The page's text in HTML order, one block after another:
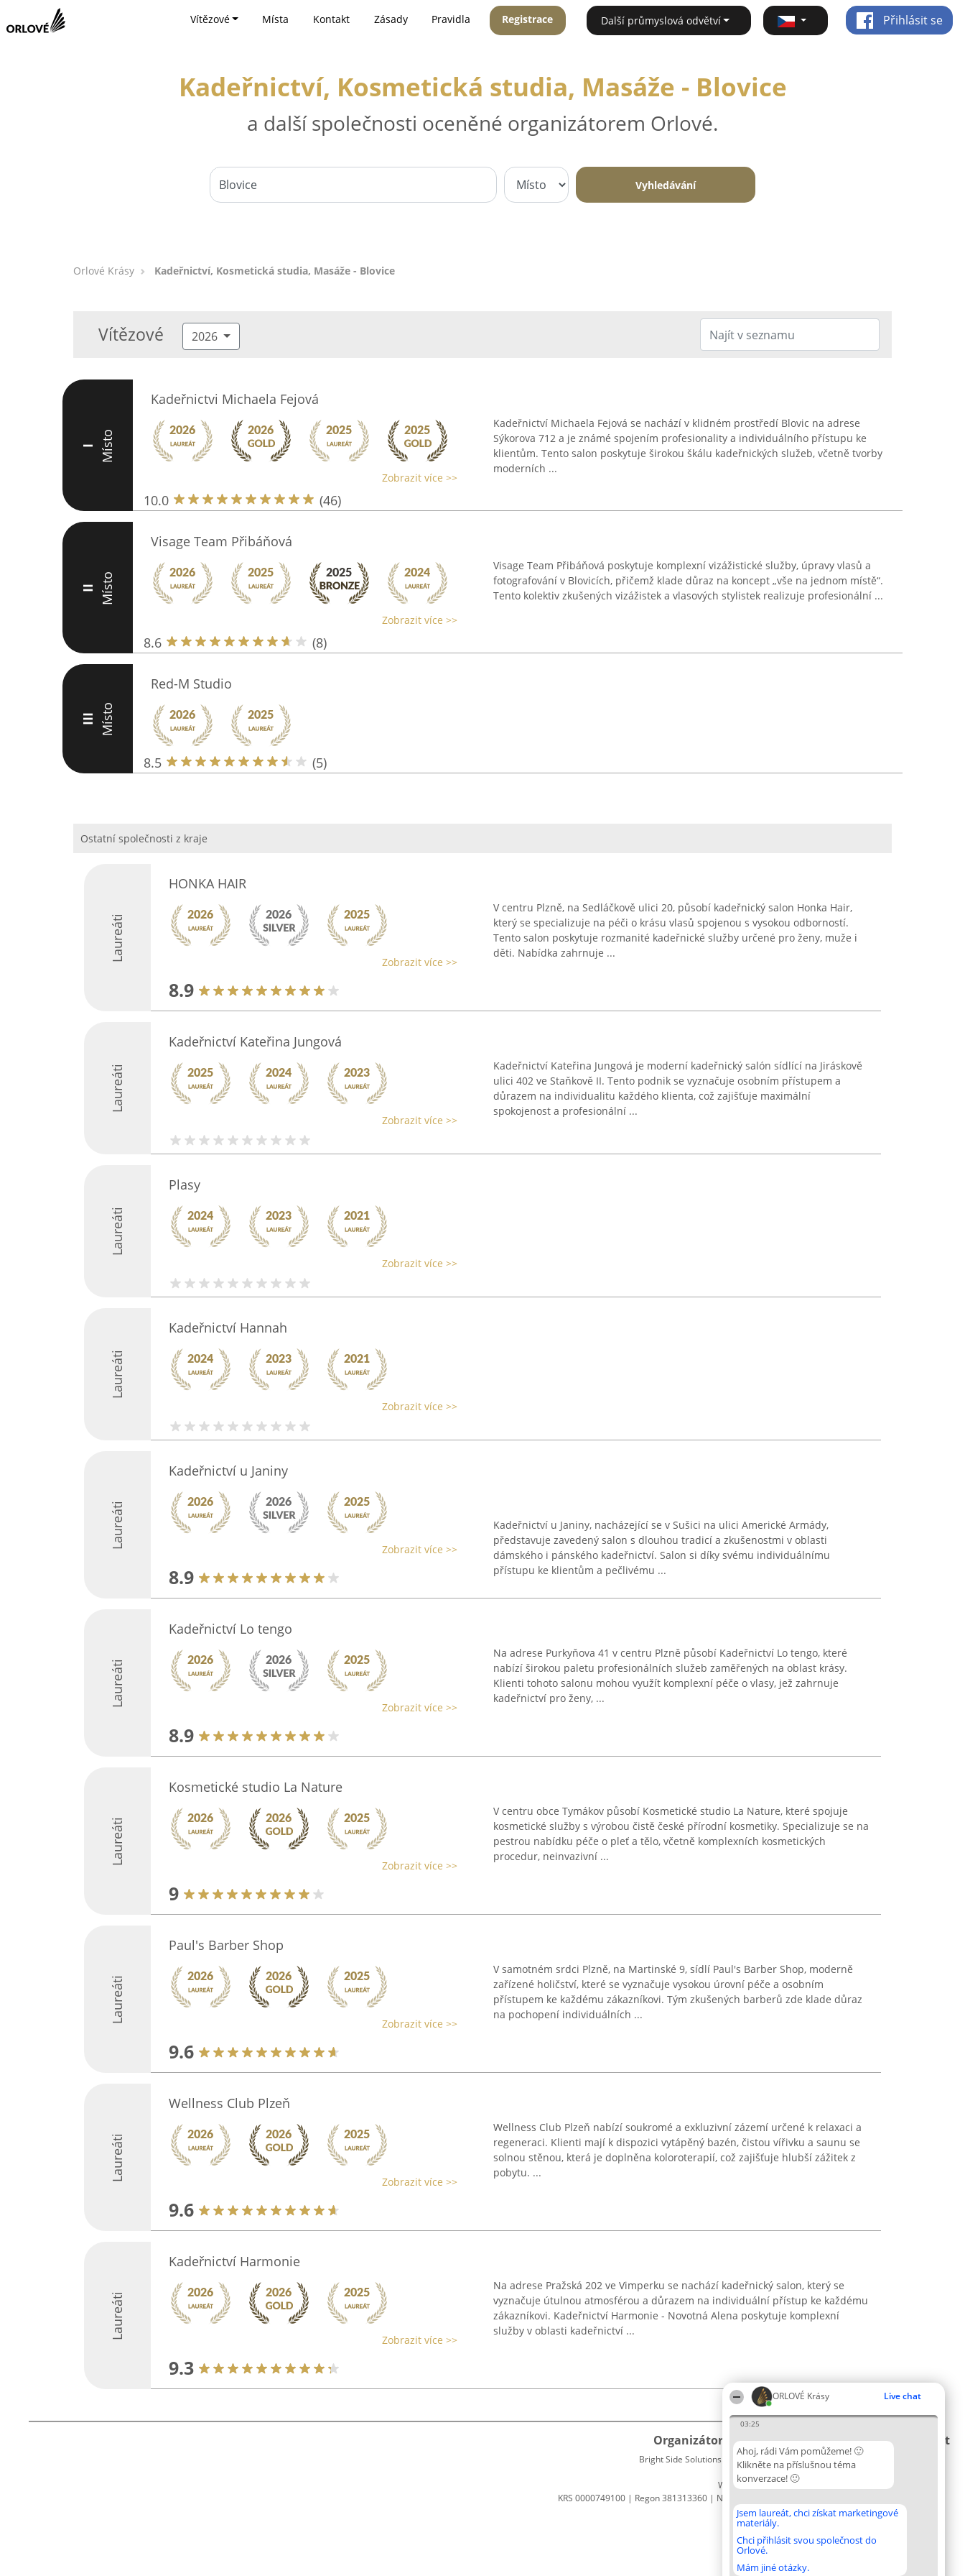
ORLOVÉ Krásy Live chat
03:25
Ahoj, rádi Vám pomůžeme! 🙂
Klikněte na příslušnou téma
konverzace! 🙂
Jsem laureát, chci získat marketingové
materiály.
Chci přihlásit svou společnost do
Orlové.
Mám jiné otázky.
Vítězové Místa Kontakt Zásady Pravidla Registrace Další průmyslová odvětví Přihlásit se
Kadeřnictví, Kosmetická studia, Masáže - Blovice
a další společnosti oceněné organizátorem Orlové.
Vyhledávání
Orlové Krásy Kadeřnictví, Kosmetická studia, Masáže - Blovice
Vítězové 2026
I Místo
Kadeřnictvi Michaela Fejová
Zobrazit více >>
10.0 (46)
Kadeřnictví Michaela Fejová se nachází v klidném prostředí Blovic na adrese
Sýkorova 712 a je známé spojením profesionality a individuálního přístupu ke
klientům. Tento salon poskytuje širokou škálu kadeřnických služeb, včetně tvorby
moderních ...
II Místo
Visage Team Přibáňová
Zobrazit více >>
8.6 (8)
Visage Team Přibáňová poskytuje komplexní vizážistické služby, úpravy vlasů a
fotografování v Blovicích, přičemž klade důraz na koncept „vše na jednom místě“.
Tento kolektiv zkušených vizážistek a vlasových stylistek realizuje profesionální ...
III Místo
Red-M Studio
8.5 (5)
Ostatní společnosti z kraje
Laureáti
HONKA HAIR
Zobrazit více >>
8.9
V centru Plzně, na Sedláčkově ulici 20, působí kadeřnický salon Honka Hair,
který se specializuje na péči o krásu vlasů spojenou s vysokou odborností.
Tento salon poskytuje rozmanité kadeřnické služby určené pro ženy, muže i
děti. Nabídka zahrnuje ...
Laureáti
Kadeřnictví Kateřina Jungová
Zobrazit více >>
Kadeřnictví Kateřina Jungová je moderní kadeřnický salón sídlící na Jiráskově
ulici 402 ve Staňkově II. Tento podnik se vyznačuje osobním přístupem a
důrazem na individualitu každého klienta, což zajišťuje maximální
spokojenost a profesionální ...
Laureáti
Plasy
Zobrazit více >>
Laureáti
Kadeřnictví Hannah
Zobrazit více >>
Laureáti
Kadeřnictví u Janiny
Zobrazit více >>
8.9
Kadeřnictví u Janiny, nacházející se v Sušici na ulici Americké Armády,
představuje zavedený salon s dlouhou tradicí a zkušenostmi v oblasti
dámského i pánského kadeřnictví. Salon si díky svému individuálnímu
přístupu ke klientům a pečlivému ...
Laureáti
Kadeřnictví Lo tengo
Zobrazit více >>
8.9
Na adrese Purkyňova 41 v centru Plzně působí Kadeřnictví Lo tengo, které
nabízí širokou paletu profesionálních služeb zaměřených na oblast krásy.
Klienti tohoto salonu mohou využít komplexní péče o vlasy, jež zahrnuje
kadeřnictví pro ženy, ...
Laureáti
Kosmetické studio La Nature
Zobrazit více >>
9
V centru obce Tymákov působí Kosmetické studio La Nature, které spojuje
kosmetické služby s výrobou čistě české přírodní kosmetiky. Specializuje se na
pestrou nabídku péče o pleť a tělo, včetně komplexních kosmetických
procedur, neinvazivní ...
Laureáti
Paul's Barber Shop
Zobrazit více >>
9.6
V samotném srdci Plzně, na Martinské 9, sídlí Paul's Barber Shop, moderně
zařízené holičství, které se vyznačuje vysokou úrovní péče a osobním
přístupem ke každému zákazníkovi. Tým zkušených barberů zde klade důraz
na pochopení individuálních ...
Laureáti
Wellness Club Plzeň
Zobrazit více >>
9.6
Wellness Club Plzeň nabízí soukromé a exkluzivní zázemí určené k relaxaci a
regeneraci. Klienti mají k dispozici vytápěný bazén, čistou vířivku a saunu se
solnou stěnou, která je doplněna koloroterapií, což zajišťuje hlubší zážitek z
pobytu. ...
Laureáti
Kadeřnictví Harmonie
Zobrazit více >>
9.3
Na adrese Pražská 202 ve Vimperku se nachází kadeřnický salon, který se
vyznačuje útulnou atmosférou a důrazem na individuální přístup ke každému
zákazníkovi. Kadeřnictví Harmonie - Novotná Alena poskytuje komplexní
služby v oblasti kadeřnictví ...
Organizátor hlasování
Bright Side Solutions sp. z o. o. sp. k.
ul. Ruska 22
Wrocław 50-079
KRS 0000749100 | Regon 381313360 | NIP 8943132676
Plebiscyt
Vítězové
Seznam
Zásady
Zásady
ochrany
Kontakt